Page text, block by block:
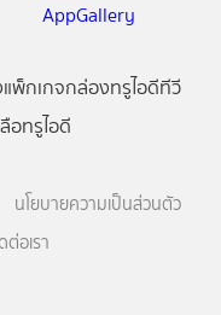
แพ็กเกจกล่องทรูไอดีทีวี
อทรูไอดี
นโยบายความเป็นส่วนตัว
ต่อเรา